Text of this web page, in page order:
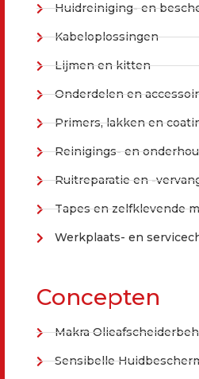
Huidreiniging- en
Kabeloplossingen
Lijmen en kitten
Onderdelen en
Primers, lakken en
Reinigings- en
Ruitreparatie en -
Tapes en zelfklevende
Werkplaats- en
Concepten
Makra
Sensibelle